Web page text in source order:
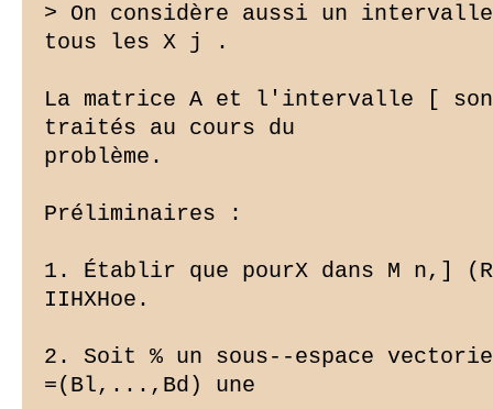
> On considère aussi un
tous les X j .
La matrice A et l'intervalle [
traités au cours du
problème.
Préliminaires :
1. Établir que pourX dans M n,]
IIHXHoe.
2. Soit % un sous--espace
=(Bl,...,Bd) une